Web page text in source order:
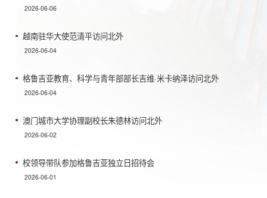
2026-06-06
越南驻华大使范清平访问北外
2026-06-04
格鲁吉亚教育、科学与青年部部长吉维·米卡纳泽访问北外
2026-06-04
澳门城市大学协理副校长朱德林访问北外
2026-06-02
校领导带队参加格鲁吉亚独立日招待会
2026-06-01